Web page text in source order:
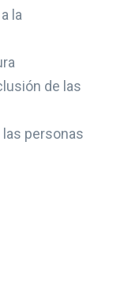
la
de las
personas